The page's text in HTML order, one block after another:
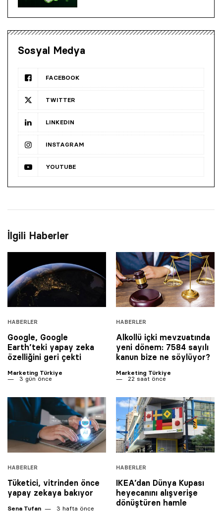
Sosyal Medya
FACEBOOK
TWITTER
LINKEDIN
INSTAGRAM
YOUTUBE
İlgili Haberler
HABERLER
Google, Google
Earth’teki yapay zeka
özelliğini geri çekti
Marketing Türkiye
3 gün önce
HABERLER
Alkollü içki mevzuatında
yeni dönem: 7584 sayılı
kanun bize ne söylüyor?
Marketing Türkiye
22 saat önce
HABERLER
Tüketici, vitrinden önce
yapay zekaya bakıyor
Sena Tufan 3 hafta önce
HABERLER
IKEA’dan Dünya Kupası
heyecanını alışverişe
dönüştüren hamle